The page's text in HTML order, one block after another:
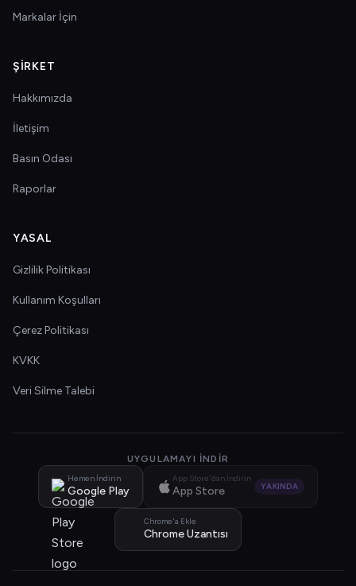
Markalar İçin
ŞIRKET
Hakkımızda
İletişim
Basın Odası
Raporlar
YASAL
Gizlilik Politikası
Kullanım Koşulları
Çerez Politikası
KVKK
Veri Silme Talebi
UYGULAMAYI İNDIR
Hemen İndirin
Google Play
App Store'dan İndirin
App Store YAKINDA
Chrome'a Ekle
Chrome Uzantısı